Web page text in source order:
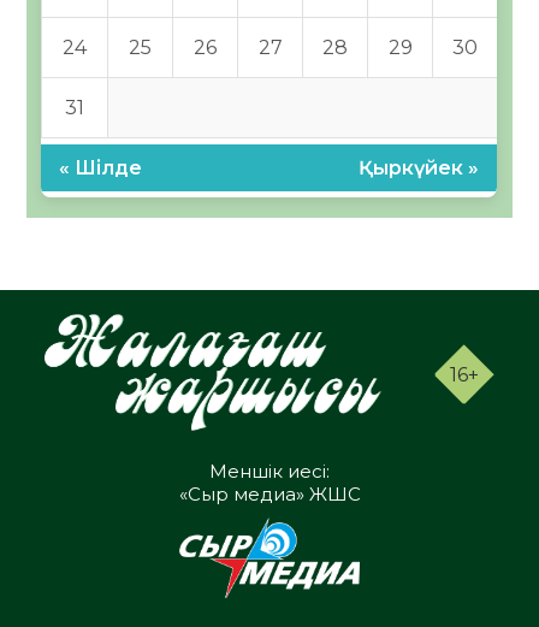
24 25 26 27 28 29 30
31
« Шілде Қыркүйек »
16+
Меншік иесі:
«Сыр медиа» ЖШС